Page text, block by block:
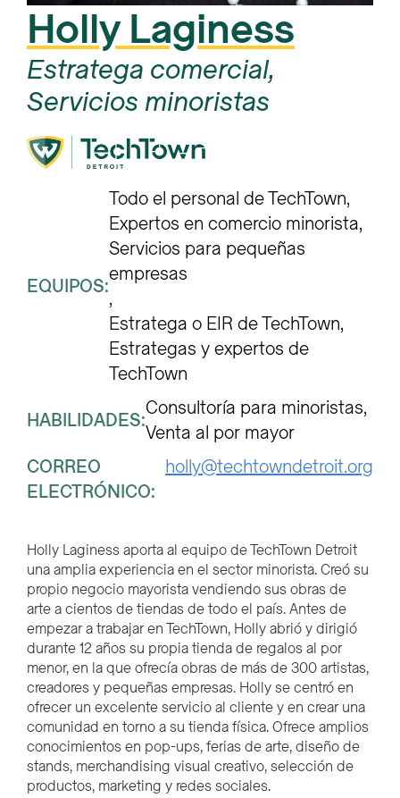
Holly Laginess
Estratega comercial,
Servicios minoristas
EQUIPOS:
Todo el personal de TechTown
Expertos en comercio minorista
Servicios para pequeñas
empresas
Estratega o EIR de TechTown
Estrategas y expertos de
TechTown
HABILIDADES:
Consultoría para minoristas
Venta al por mayor
CORREO
ELECTRÓNICO:
holly@techtowndetroit.org
Holly Laginess aporta al equipo de TechTown Detroit
una amplia experiencia en el sector minorista. Creó su
propio negocio mayorista vendiendo sus obras de
arte a cientos de tiendas de todo el país. Antes de
empezar a trabajar en TechTown, Holly abrió y dirigió
durante 12 años su propia tienda de regalos al por
menor, en la que ofrecía obras de más de 300 artistas,
creadores y pequeñas empresas. Holly se centró en
ofrecer un excelente servicio al cliente y en crear una
comunidad en torno a su tienda física. Ofrece amplios
conocimientos en pop-ups, ferias de arte, diseño de
stands, merchandising visual creativo, selección de
productos, marketing y redes sociales.